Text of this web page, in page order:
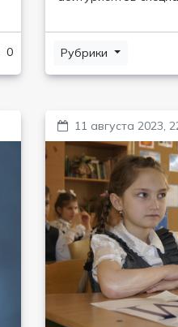
0 Рубрики
11 августа 2023,